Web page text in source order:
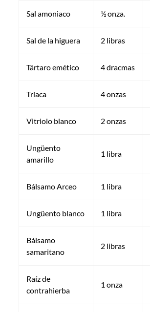
Sal amoniaco ½ onza.
Sal de la higuera 2 libras
Tártaro emético 4 dracmas
Triaca 4 onzas
Vitriolo blanco 2 onzas
Ungüento
amarillo
1 libra
Bálsamo Arceo 1 libra
Ungüento blanco 1 libra
Bálsamo
samaritano
2 libras
Raíz de
contrahierba
1 onza